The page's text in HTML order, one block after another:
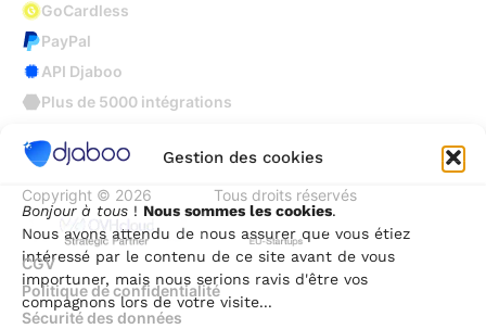
Gestion des cookies
Bonjour à tous ! Nous sommes les cookies.
Nous avons attendu de nous assurer que vous étiez
intéressé par le contenu de ce site avant de vous
importuner, mais nous serions ravis d'être vos
compagnons lors de votre visite...
GoCardless
PayPal
API Djaboo
Plus de 5000 intégrations
Copyright © 2026 Tous droits réservés
CGV
Politique de confidentialité
Sécurité des données